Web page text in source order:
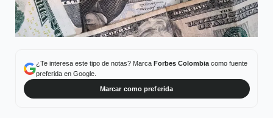
¿Te interesa este tipo de notas? Marca Forbes Colombiacomo fuente
preferida en Google.
Marcar como preferida